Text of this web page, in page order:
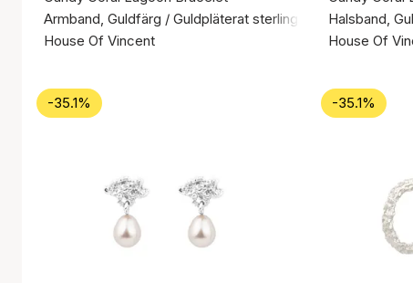
Armband, Guldfärg / Guldpläterat sterlingsilver 925
House Of Vincent
Halsband,
House Of
-35.1% -35.1%